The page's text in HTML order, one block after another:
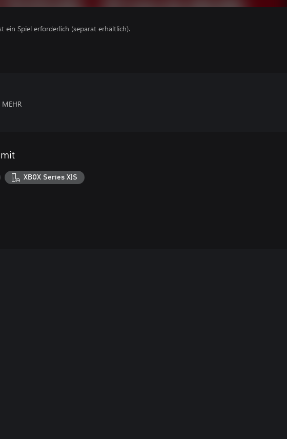
ein Spiel erforderlich (separat erhältlich).
MEHR
XBOX Series X|S